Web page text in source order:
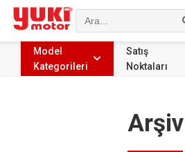
Model
Kategorileri
Satış
Noktaları
Arşiv